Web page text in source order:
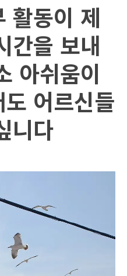
활동이 제
간을 보내
아쉬움이
도 어르신들
니다